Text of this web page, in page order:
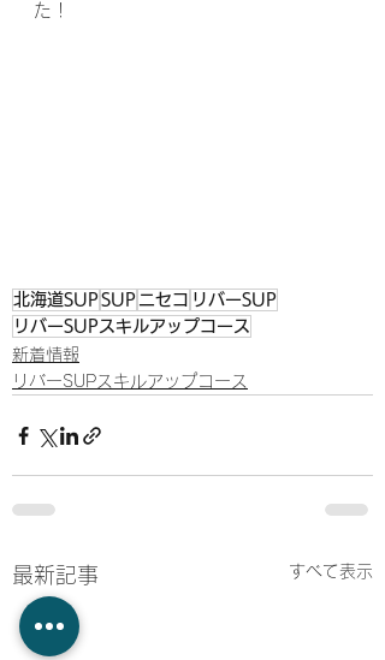
た！
北海道SUPSUP ニセコ リバーSUP
リバーSUPスキルアップコース
新着情報
リバーSUPスキルアップコース
最新記事 すべて表示